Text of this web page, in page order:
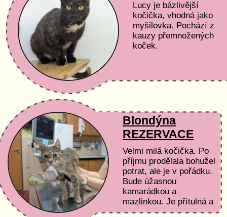
Lucy je bázlivější
kočička, vhodná jako
myšilovka. Pochází z
kauzy přemnožených
koček.
Blondýna
REZERVACE
Velmi milá kočička. Po
příjmu prodělala bohužel
potrat, ale je v pořádku.
Bude úžasnou
kamarádkou a
mazlinkou. Je přítulná a
vděčná za každou